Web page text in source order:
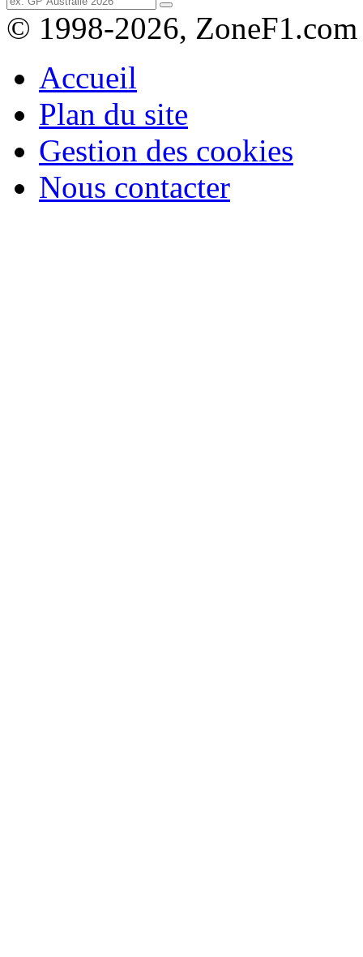
© 1998-2026, ZoneF1.com
Accueil
Plan du site
Gestion des cookies
Nous contacter